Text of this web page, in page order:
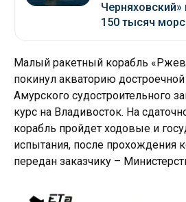
150 тысяч
Малый ракетный корабль
покинул акваторию
Амурского судостроительного
курс на Владивосток. На
корабль пройдет ходовые и
испытания, после прохождения
передан заказчику –